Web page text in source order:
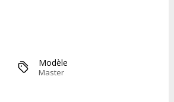
Modèle
Master